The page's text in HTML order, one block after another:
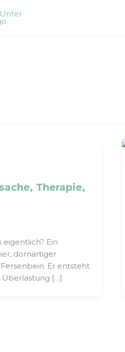
Therapie,
eigentlich? Ein
dornartiger
Er entsteht
[…]